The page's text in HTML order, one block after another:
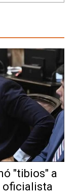
"tibios" a
oficialista